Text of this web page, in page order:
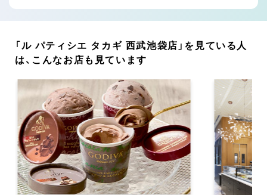
「ル パティシエ タカギ 西武池袋店」を見ている人
は、こんなお店も見ています